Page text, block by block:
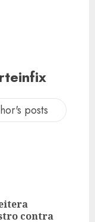
posts
contra